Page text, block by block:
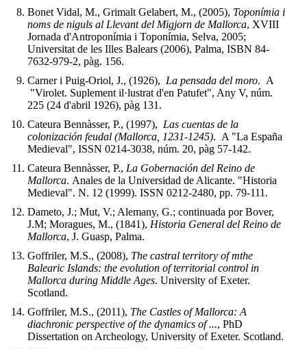
Bonet Vidal, M., Grimalt Gelabert, M., (2005), Toponímia i
noms de niguls al Llevant del Migjorn de Mallorca, XVIII
Jornada d'Antroponímia i Toponímia, Selva, 2005;
Universitat de les Illes Balears (2006), Palma, ISBN 84-
7632-979-2, pàg. 156.
Carner i Puig-Oriol, J., (1926), La pensada del moro. A
"Virolet. Suplement il·lustrat d'en Patufet", Any V, núm.
225 (24 d'abril 1926), pàg 131.
Cateura Bennàsser, P., (1997), Las cuentas de la
colonización feudal (Mallorca, 1231-1245). A "La España
Medieval", ISSN 0214-3038, núm. 20, pàg 57-142.
Cateura Bennàsser, P., La Gobernación del Reino de
Mallorca. Anales de la Universidad de Alicante. "Historia
Medieval". N. 12 (1999). ISSN 0212-2480, pp. 79-111.
Dameto, J.; Mut, V.; Alemany, G.; continuada por Bover,
J.M; Moragues, M., (1841), Historia General del Reino de
Mallorca, J. Guasp, Palma.
Goffriler, M.S., (2008), The castral territory of mthe
Balearic Islands: the evolution of territorial control in
Mallorca during Middle Ages. University of Exeter.
Scotland.
Goffriler, M.S., (2011), The Castles of Mallorca: A
diachronic perspective of the dynamics of ..., PhD
Dissertation on Archeology, University of Exeter. Scotland.